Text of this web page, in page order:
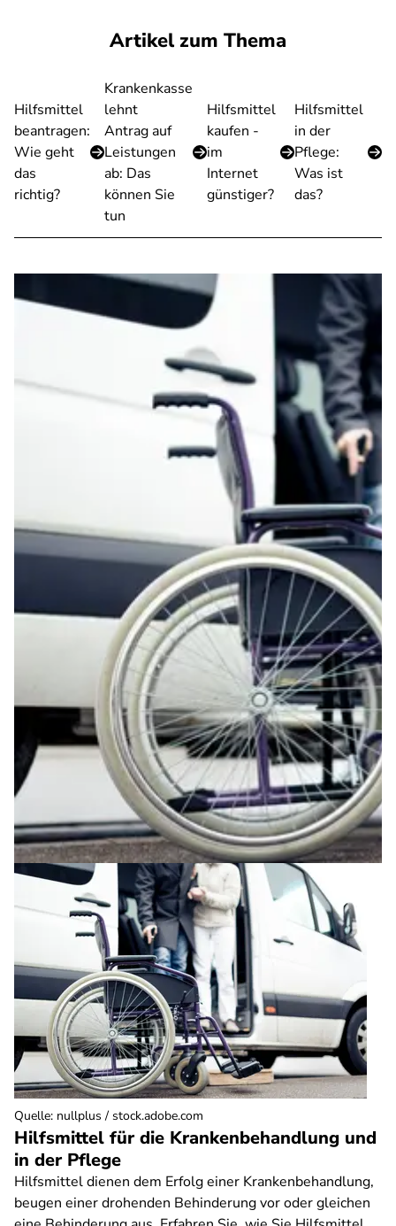
Artikel zum Thema
Hilfsmittel
beantragen:
Wie geht
das
richtig?
Krankenkasse
lehnt
Antrag auf
Leistungen
ab: Das
können Sie
tun
Hilfsmittel
kaufen -
im
Internet
günstiger?
Hilfsmittel
in der
Pflege:
Was ist
das?
Hilfsmittel für die Krankenbehandlung und
in der Pflege
Hilfsmittel dienen dem Erfolg einer Krankenbehandlung,
beugen einer drohenden Behinderung vor oder gleichen
Quelle: nullplus / stock.adobe.com